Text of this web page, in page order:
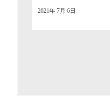
2021年 7月 6日